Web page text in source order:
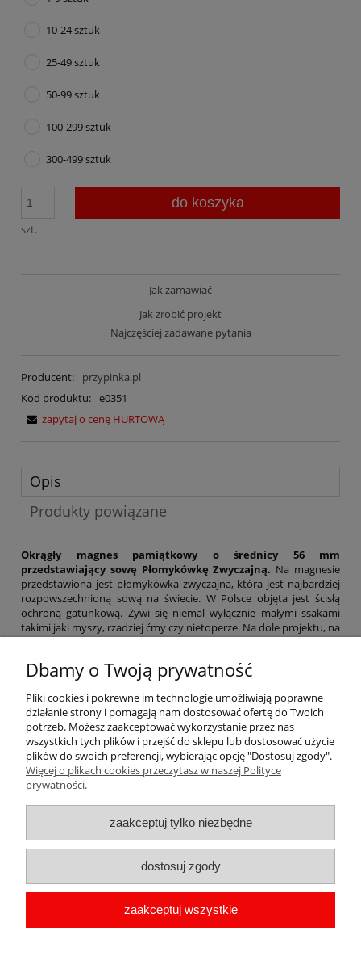
10-24 sztuk
25-49 sztuk
50-99 sztuk
100-299 sztuk
300-499 sztuk
szt.
do koszyka
Jak zamawiać
Jak zrobić projekt
Najczęściej zadawane pytania
Producent:
przypinka.pl
Kod produktu: e0351
zapytaj o cenę HURTOWĄ
Opis
Produkty powiązane
Okrągły magnes pamiątkowy o średnicy 56 mm
przedstawiający sowę Płomykówkę Zwyczajną. Na magnesie
przedstawiona jest płomykówka zwyczajna, która jest najbardziej
rozpowszechnioną sową na świecie. W Polsce objęta jest ścisłą
ochroną gatunkową. Żywi się niemal wyłącznie małymi ssakami
takimi jaki myszy, rzadziej ćmy czy nietoperze. Na dole projektu, na
Zapraszamy do współpracy sklepiki i stoiska z pamiątkami, kioski,
kwiaciarnie, pensjonaty, hotele. Nie znalazłeś w naszej ofercie
pamiątek z Twojego regionu. Napisz do nas, przygotujemy nowe
projekty. Więcej na temat zakupów hurtowych znajdziesz na
stroniehurtownia magnesów pamiątkowych.
Pomoc
Płatności i dostawa
Informacje
O nas
Dbamy o Twoją prywatność
Pliki cookies i pokrewne im technologie umożliwiają poprawne
działanie strony i pomagają nam dostosować ofertę do Twoich
potrzeb. Możesz zaakceptować wykorzystanie przez nas
wszystkich tych plików i przejść do sklepu lub dostosować użycie
plików do swoich preferencji, wybierając opcję "Dostosuj zgody".
Więcej o plikach cookies przeczytasz w naszej Polityce
prywatności.
zaakceptuj tylko niezbędne
dostosuj zgody
zaakceptuj wszystkie